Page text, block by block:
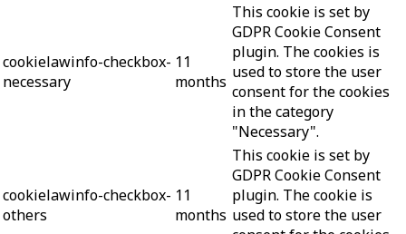
cookielawinfo-checkbox-
necessary
11
months
This cookie is set by
GDPR Cookie Consent
plugin. The cookies is
used to store the user
consent for the cookies
in the category
"Necessary".
cookielawinfo-checkbox-
others
11
months
This cookie is set by
GDPR Cookie Consent
plugin. The cookie is
used to store the user